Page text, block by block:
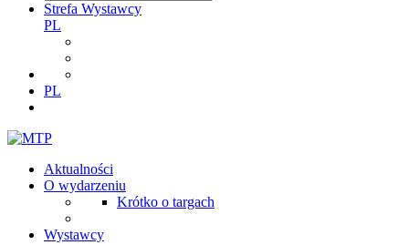
Strefa Wystawcy
PL
PL
Aktualności
O wydarzeniu
Krótko o targach
Wystawcy